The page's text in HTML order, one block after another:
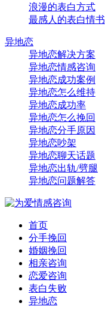
浪漫的表白方式
最感人的表白情书
异地恋
异地恋解决方案
异地恋情感咨询
异地恋成功案例
异地恋怎么维持
异地恋成功率
异地恋怎么挽回
异地恋分手原因
异地恋吵架
异地恋聊天话题
异地恋出轨/劈腿
异地恋问题解答
首页
分手挽回
婚姻挽回
相亲咨询
恋爱咨询
表白失败
异地恋